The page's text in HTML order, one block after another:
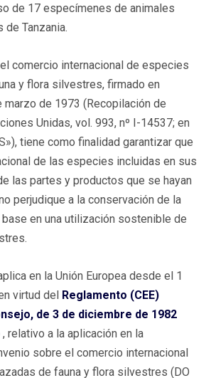
de 17 especímenes de animales
de Tanzania.
comercio internacional de especies
y flora silvestres, firmado en
marzo de 1973 (Recopilación de
Unidas, vol. 993, nº I-14537; en
tiene como finalidad garantizar que
de las especies incluidas en sus
las partes y productos que se hayan
perjudique a la conservación de la
en una utilización sostenible de
en la Unión Europea desde el 1
virtud del Reglamento (CEE)
de 3 de diciembre de 1982
, relativo a la aplicación en la
sobre el comercio internacional
de fauna y flora silvestres (DO